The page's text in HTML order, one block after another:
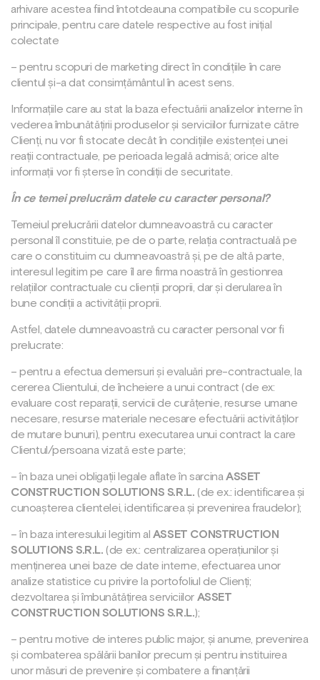
arhivare acestea fiind întotdeauna compatibile cu scopurile
principale, pentru care datele respective au fost inițial
colectate
– pentru scopuri de marketing direct în condițiile în care
clientul și-a dat consimțământul în acest sens.
Informațiile care au stat la baza efectuării analizelor interne în
vederea îmbunătățirii produselor și serviciilor furnizate către
Clienți, nu vor fi stocate decât în condițiile existenței unei
reații contractuale, pe perioada legală admisă; orice alte
informații vor fi șterse în condiții de securitate.
În ce temei prelucrăm datele cu caracter personal?
Temeiul prelucrării datelor dumneavoastră cu caracter
personal îl constituie, pe de o parte, relația contractuală pe
care o constituim cu dumneavoastră și, pe de altă parte,
interesul legitim pe care îl are firma noastră în gestionrea
relațiilor contractuale cu clienții proprii, dar și derularea în
bune condiții a activității proprii.
Astfel, datele dumneavoastră cu caracter personal vor fi
prelucrate:
– pentru a efectua demersuri și evaluări pre-contractuale, la
cererea Clientului, de încheiere a unui contract (de ex:
evaluare cost reparații, servicii de curățenie, resurse umane
necesare, resurse materiale necesare efectuării activităților
de mutare bunuri), pentru executarea unui contract la care
Clientul/persoana vizată este parte;
– în baza unei obligații legale aflate în sarcina ASSET
CONSTRUCTION SOLUTIONS S.R.L. (de ex.: identificarea și
cunoașterea clientelei, identificarea și prevenirea fraudelor);
– în baza interesului legitim al ASSET CONSTRUCTION
SOLUTIONS S.R.L. (de ex.: centralizarea operațiunilor și
menținerea unei baze de date interne, efectuarea unor
analize statistice cu privire la portofoliul de Clienți;
dezvoltarea și îmbunătățirea serviciilor ASSET
CONSTRUCTION SOLUTIONS S.R.L.);
– pentru motive de interes public major, și anume, prevenirea
și combaterea spălării banilor precum și pentru instituirea
unor măsuri de prevenire și combatere a finanțării